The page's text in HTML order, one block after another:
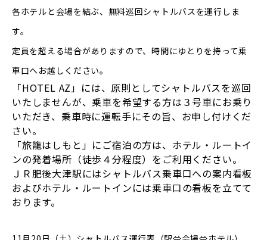
各ホテルと会場を結ぶ、無料巡回シャトルバスを運行しま
す。
定員を超える場合がありますので、時間にゆとりを持って乗
車口へお越しください。
「HOTEL AZ」には、原則としてシャトルバスを巡回
いたしませんが、乗車を希望する方は３号車にお乗り
いただき、乗車時に運転手にその旨、お申し付けくだ
さい。
「旅籠はしもと」にご宿泊の方は、ホテル・ルートイ
ンの発着場所（徒歩４分程度）をご利用ください。
ＪＲ肥後大津駅にはシャトルバス乗車口への案内看板
およびホテル・ルートインには乗車口の看板を立てて
おります。